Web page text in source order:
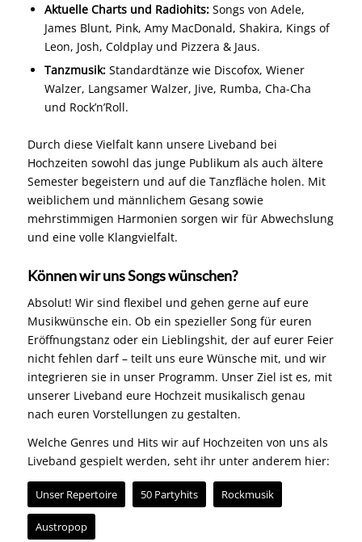
Aktuelle Charts und Radiohits:Songs von Adele,
James Blunt, Pink, Amy MacDonald, Shakira, Kings of
Leon, Josh, Coldplay und Pizzera & Jaus.
Tanzmusik:Standardtänze wie Discofox, Wiener
Walzer, Langsamer Walzer, Jive, Rumba, Cha-Cha
und Rock’n’Roll.
Durch diese Vielfalt kann unsere Liveband bei
Hochzeiten sowohl das junge Publikum als auch ältere
Semester begeistern und auf die Tanzfläche holen. Mit
weiblichem und männlichem Gesang sowie
mehrstimmigen Harmonien sorgen wir für Abwechslung
und eine volle Klangvielfalt.
Können wir uns Songs wünschen?
Absolut! Wir sind flexibel und gehen gerne auf eure
Musikwünsche ein. Ob ein spezieller Song für euren
Eröffnungstanz oder ein Lieblingshit, der auf eurer Feier
nicht fehlen darf – teilt uns eure Wünsche mit, und wir
integrieren sie in unser Programm. Unser Ziel ist es, mit
unserer Liveband eure Hochzeit musikalisch genau
nach euren Vorstellungen zu gestalten.
Welche Genres und Hits wir auf Hochzeiten von uns als
Liveband gespielt werden, seht ihr unter anderem hier:
Unser Repertoire 50 Partyhits Rockmusik
Austropop